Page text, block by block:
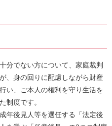
分でない方について、家庭裁判
、身の回りに配慮しながら財産
い、ご本人の権利を守り生活を
制度です。
年後見人等を選任する「法定後